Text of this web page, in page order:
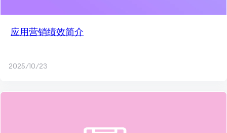
应用营销绩效简介
2025/10/23